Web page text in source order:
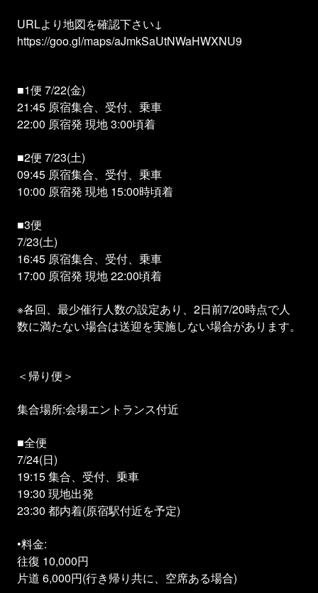
URLより地図を確認下さい↓
https://goo.gl/maps/aJmkSaUtNWaHWXNU9
■1便 7/22(金)
21:45 原宿集合、受付、乗車
22:00 原宿発 現地 3:00頃着
■2便 7/23(土)
09:45 原宿集合、受付、乗車
10:00 原宿発 現地 15:00時頃着
■3便
7/23(土)
16:45 原宿集合、受付、乗車
17:00 原宿発 現地 22:00頃着
※各回、最少催行人数の設定あり、2日前7/20時点で人
数に満たない場合は送迎を実施しない場合があります。
＜帰り便＞
集合場所:会場エントランス付近
■全便
7/24(日)
19:15 集合、受付、乗車
19:30 現地出発
23:30 都内着(原宿駅付近を予定)
•料金:
往復 10,000円
片道 6,000円(行き帰り共に、空席ある場合)